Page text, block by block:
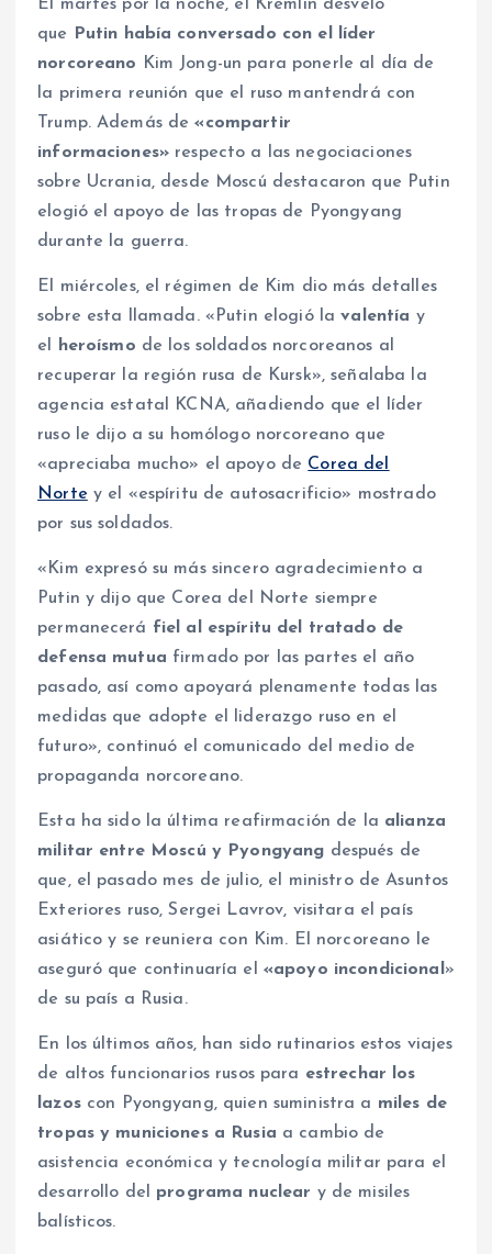
El martes por la noche, el Kremlin desveló
que
Putin había conversado con el líder
norcoreano Kim Jong-un para ponerle al día de
la primera reunión que el ruso mantendrá con
Trump. Además de «compartir
informaciones» respecto a las negociaciones
sobre Ucrania, desde Moscú destacaron que Putin
elogió el apoyo de las tropas de Pyongyang
durante la guerra.
El miércoles, el régimen de Kim dio más detalles
sobre esta llamada. «Putin elogió la valentía y
el
heroísmo de los soldados norcoreanos al
recuperar la región rusa de Kursk», señalaba la
agencia estatal KCNA, añadiendo que el líder
ruso le dijo a su homólogo norcoreano que
«apreciaba mucho» el apoyo de Corea del
Norte y el «espíritu de autosacrificio» mostrado
por sus soldados.
«Kim expresó su más sincero agradecimiento a
Putin y dijo que Corea del Norte siempre
permanecerá fiel al espíritu del tratado de
defensa mutua firmado por las partes el año
pasado, así como apoyará plenamente todas las
medidas que adopte el liderazgo ruso en el
futuro», continuó el comunicado del medio de
propaganda norcoreano.
Esta ha sido la última reafirmación de la alianza
militar entre Moscú y Pyongyang después de
que, el pasado mes de julio, el ministro de Asuntos
Exteriores ruso, Sergei Lavrov, visitara el país
asiático y se reuniera con Kim. El norcoreano le
aseguró que continuaría el «apoyo incondicional »
de su país a Rusia.
En los últimos años, han sido rutinarios estos viajes
de altos funcionarios rusos para estrechar los
lazoscon Pyongyang, quien suministra a miles de
tropas y municiones a Rusia a cambio de
asistencia económica y tecnología militar para el
desarrollo del programa nuclear y de misiles
balísticos.